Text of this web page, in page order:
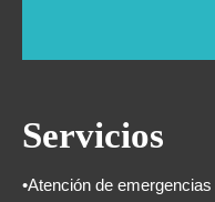
Servicios
•Atención de emergencias